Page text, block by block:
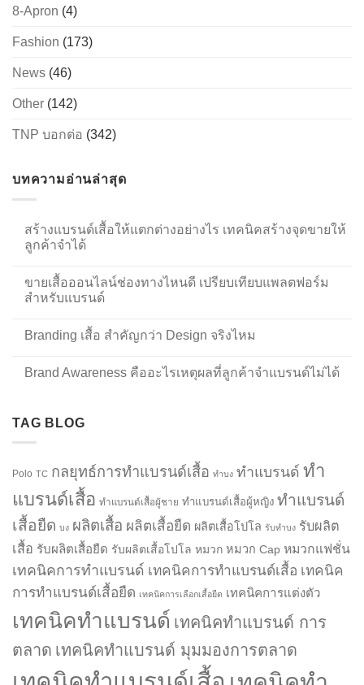
8-Apron (4)
Fashion (173)
News (46)
Other (142)
TNP บอกต่อ (342)
บทความอ่านล่าสุด
สร้างแบรนด์เสื้อให้แตกต่างอย่างไร เทคนิคสร้างจุดขายให้
ลูกค้าจำได้
ขายเสื้อออนไลน์ช่องทางไหนดี เปรียบเทียบแพลตฟอร์ม
สำหรับแบรนด์
Branding เสื้อ สำคัญกว่า Design จริงไหม
Brand Awareness คืออะไรเหตุผลที่ลูกค้าจำแบรนด์ไม่ได้
TAG BLOG
Polo TC กลยุทธ์การทำแบรนด์เสื้อ ทำบง ทำแบรนด์ ทำ
แบรนด์เสื้อ ทำแบรนด์เสื้อผู้ชาย ทำแบรนด์เสื้อผู้หญิง ทำแบรนด์
เสื้อยืด บง ผลิตเสื้อ ผลิตเสื้อยืด ผลิตเสื้อโปโล รับทำบง รับผลิต
เสื้อ รับผลิตเสื้อยืด รับผลิตเสื้อโปโล หมวก หมวก Cap หมวกแฟชั่น
เทคนิคการทำแบรนด์ เทคนิคการทำแบรนด์เสื้อ เทคนิค
การทำแบรนด์เสื้อยืด เทคนิคการเลือกเสื้อยืด เทคนิคการแต่งตัว
เทคนิคทำแบรนด์ เทคนิคทำแบรนด์ การ
ตลาด เทคนิคทำแบรนด์ มุมมองการตลาด